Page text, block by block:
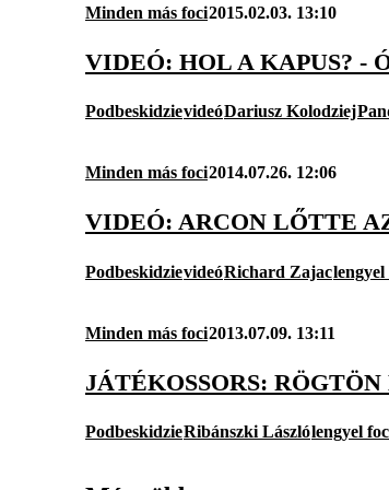
Minden más foci2015.02.03. 13:10
VIDEÓ: HOL A KAPUS? -
PodbeskidzievideóDariusz Kolodziej
Minden más foci2014.07.26. 12:06
VIDEÓ: ARCON LŐTTE
PodbeskidzievideóRichard Zajac
Minden más foci2013.07.09. 13:11
JÁTÉKOSSORS:
PodbeskidzieRibánszki Lászlólengyel